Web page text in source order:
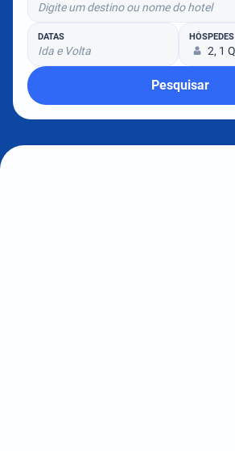
Digite um destino ou nome do hotel
DATAS
Ida e Volta
HÓSPEDES
2, 1
Pesquisar